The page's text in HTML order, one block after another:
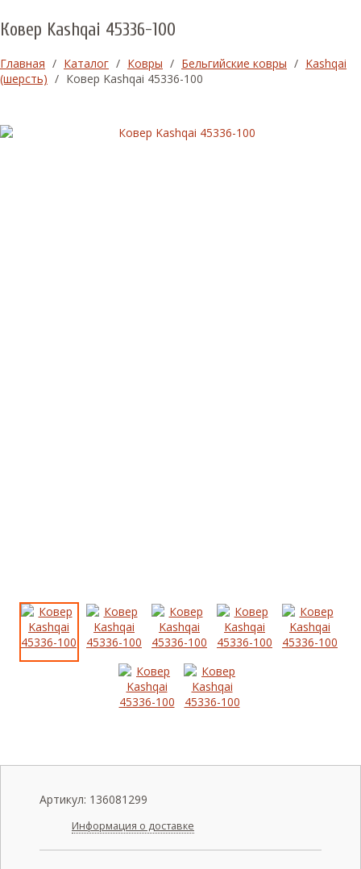
Ковер Kashqai 45336-100
Главная / Каталог / Ковры / Бельгийские ковры / Kashqai
(шерсть) / Ковер Kashqai 45336-100
Артикул: 136081299
Информация о доставке